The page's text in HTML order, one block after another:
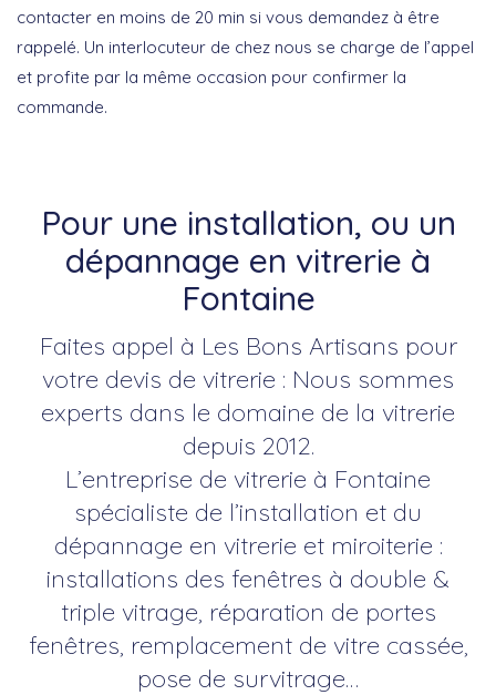
contacter en moins de 20 min si vous demandez à être
rappelé. Un interlocuteur de chez nous se charge de l’appel
et profite par la même occasion pour confirmer la
commande.
Pour une installation, ou un
dépannage en vitrerie à
Fontaine
Faites appel à Les Bons Artisans pour
votre devis de vitrerie : Nous sommes
experts dans le domaine de la vitrerie
depuis 2012.
L’entreprise de vitrerie à Fontaine
spécialiste de l’installation et du
dépannage en vitrerie et miroiterie :
installations des fenêtres à double &
triple vitrage, réparation de portes
fenêtres, remplacement de vitre cassée,
pose de survitrage…